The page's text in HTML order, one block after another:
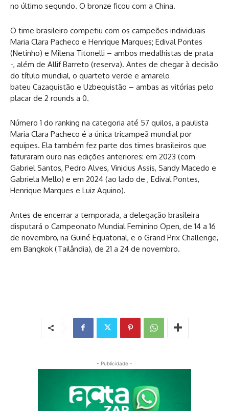
no último segundo. O bronze ficou com a China.
O time brasileiro competiu com os campeões individuais
Maria Clara Pacheco e Henrique Marques; Edival Pontes
(Netinho) e Milena Titonelli – ambos medalhistas de prata
-, além de Allif Barreto (reserva). Antes de chegar à decisão
do título mundial, o quarteto verde e amarelo
bateu Cazaquistão e Uzbequistão – ambas as vitórias pelo
placar de 2 rounds a 0.
Número 1 do ranking na categoria até 57 quilos, a paulista
Maria Clara Pacheco é a única tricampeã mundial por
equipes. Ela também fez parte dos times brasileiros que
faturaram ouro nas edições anteriores: em 2023 (com
Gabriel Santos, Pedro Alves, Vinicius Assis, Sandy Macedo e
Gabriela Mello) e em 2024 (ao lado de , Edival Pontes,
Henrique Marques e Luiz Aquino).
Antes de encerrar a temporada, a delegação brasileira
disputará o Campeonato Mundial Feminino Open, de 14 a 16
de novembro, na Guiné Equatorial, e o Grand Prix Challenge,
em Bangkok (Tailândia), de 21 a 24 de novembro.
- Publicidade -